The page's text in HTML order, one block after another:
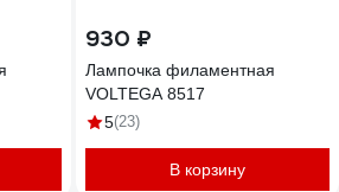
930 ₽
Лампочка филаментная
VOLTEGA 8517
5(23)
В корзину